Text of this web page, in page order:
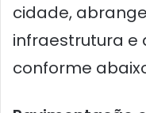
cidade,
infraestrutura e
conforme